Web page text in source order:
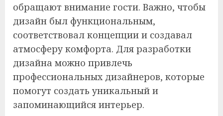
обращают внимание гости. Важно, чтобы
дизайн был функциональным,
соответствовал концепции и создавал
атмосферу комфорта. Для разработки
дизайна можно привлечь
профессиональных дизайнеров, которые
помогут создать уникальный и
запоминающийся интерьер.